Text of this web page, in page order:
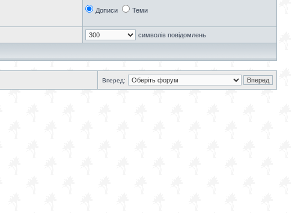
Дописи Теми
символів повідомлень
Вперед: